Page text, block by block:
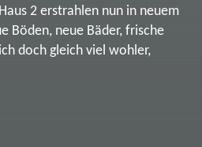
2 erstrahlen nun in neuem
Böden, neue Bäder, frische
doch gleich viel wohler,